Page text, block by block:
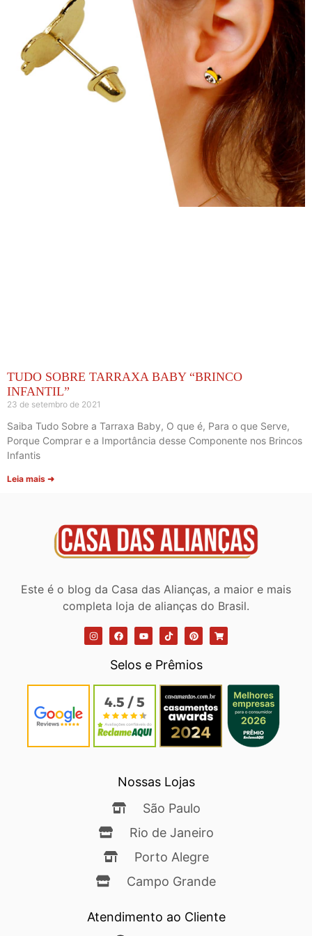
TUDO SOBRE TARRAXA BABY “BRINCO
INFANTIL”
23 de setembro de 2021
Saiba Tudo Sobre a Tarraxa Baby, O que é, Para o que Serve,
Porque Comprar e a Importância desse Componente nos Brincos
Infantis
Leia mais ➜
Este é o blog da Casa das Alianças, a maior e mais
completa loja de alianças do Brasil.
Selos e Prêmios
Nossas Lojas
São Paulo
Rio de Janeiro
Porto Alegre
Campo Grande
Atendimento ao Cliente